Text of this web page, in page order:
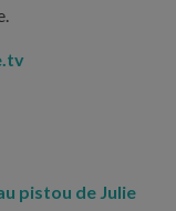
pistou de Julie